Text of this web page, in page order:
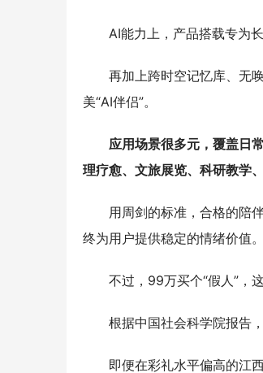
AI能力上，产品搭载专为
再加上跨时空记忆库、无
美“AI伴侣”。
应用场景很多元，覆盖日
理疗愈、文旅展览、科研教学
用周剑的标准，合格的陪
终为用户提供稳定的情绪价值。
不过，99万买个“假人”，
根据中国社会科学院报告
即便在彩礼水平偏高的江